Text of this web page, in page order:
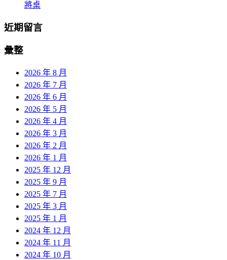
將桌
近期留言
彙整
2026 年 8 月
2026 年 7 月
2026 年 6 月
2026 年 5 月
2026 年 4 月
2026 年 3 月
2026 年 2 月
2026 年 1 月
2025 年 12 月
2025 年 9 月
2025 年 7 月
2025 年 3 月
2025 年 1 月
2024 年 12 月
2024 年 11 月
2024 年 10 月